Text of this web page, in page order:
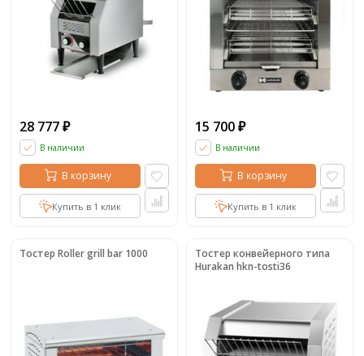
28 777 ₽
В наличии
В корзину
Купить в 1 клик
15 700 ₽
В наличии
В корзину
Купить в 1 клик
Тостер Roller grill bar 1000
Тостер конвейерного типа
Hurakan hkn-tosti36